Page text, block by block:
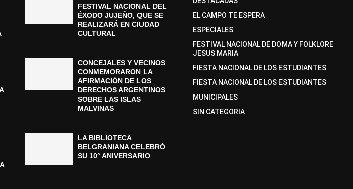
FESTIVAL NACIONAL DEL
ÉXODO JUJEÑO, QUE SE
REALIZARÁ EN CIUDAD
CULTURAL
CONCEJALES Y VECINOS
CONMEMORARON LA
AFIRMACIÓN DE LOS
DERECHOS ARGENTINOS
SOBRE LAS ISLAS
MALVINAS
LA BIBLIOTECA
BELGRANIANA CELEBRÓ
SU 10° ANIVERSARIO
EL CAMPO TE ESPERA
ESPECIALES
FESTIVAL NACIONAL DE DOMA Y FOLKLORE
JESUS MARIA
FIESTA NACIONAL DE LOS ESTUDIANTES
FIESTA NACIONAL DE LOS ESTUDIANTES
MUNICIPALES
SIN CATEGORIA